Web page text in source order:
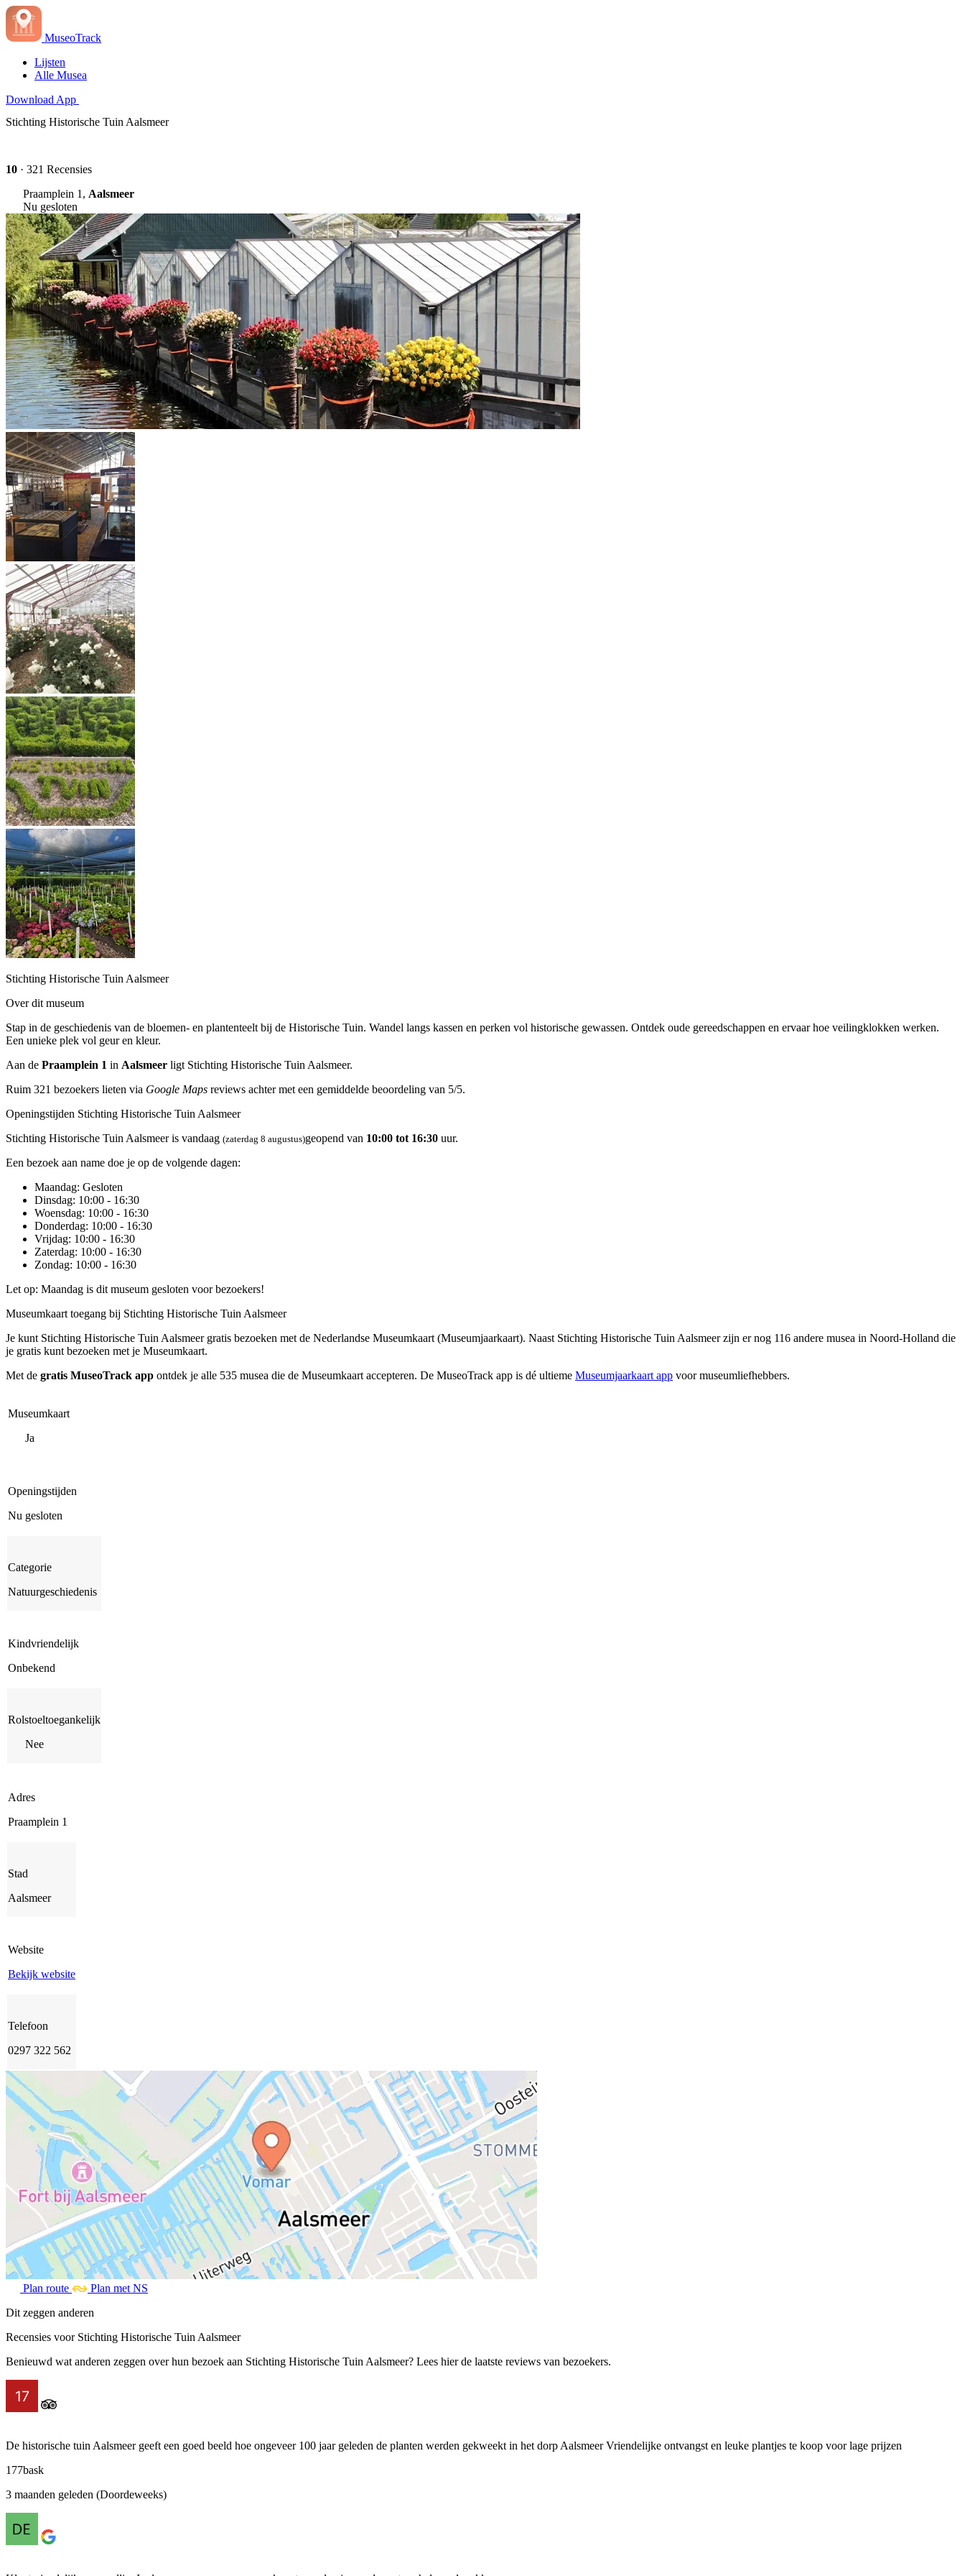
MuseoTrack
Lijsten
Alle Musea
Download App
Stichting Historische Tuin Aalsmeer‎
10 · 321 Recensies
Praamplein 1, Aalsmeer
Nu gesloten
Stichting Historische Tuin Aalsmeer‎
Over dit museum
Stap in de geschiedenis van de bloemen- en plantenteelt bij de Historische Tuin. Wandel langs kassen en perken vol historische gewassen. Ontdek oude gereedschappen en ervaar hoe veilingklokken werken.
Een unieke plek vol geur en kleur.
Aan de Praamplein 1 in Aalsmeer ligt Stichting Historische Tuin Aalsmeer‎.
Ruim 321 bezoekers lieten via Google Maps reviews achter met een gemiddelde beoordeling van 5/5.
Openingstijden Stichting Historische Tuin Aalsmeer‎
Stichting Historische Tuin Aalsmeer‎ is vandaag (zaterdag 8 augustus)geopend van 10:00 tot 16:30 uur.
Een bezoek aan name doe je op de volgende dagen:
Maandag: Gesloten
Dinsdag: 10:00 - 16:30
Woensdag: 10:00 - 16:30
Donderdag: 10:00 - 16:30
Vrijdag: 10:00 - 16:30
Zaterdag: 10:00 - 16:30
Zondag: 10:00 - 16:30
Let op: Maandag is dit museum gesloten voor bezoekers!
Museumkaart toegang bij Stichting Historische Tuin Aalsmeer‎
Je kunt Stichting Historische Tuin Aalsmeer‎gratis bezoeken met de Nederlandse Museumkaart (Museumjaarkaart). Naast Stichting Historische Tuin Aalsmeer‎ zijn er nog 116 andere musea in Noord-Holland die
je gratis kunt bezoeken met je Museumkaart.
Met de gratis MuseoTrack app ontdek je alle 535 musea die de Museumkaart accepteren. De MuseoTrack app is dé ultieme Museumjaarkaart app voor museumliefhebbers.
Museumkaart
Ja
Openingstijden
Nu gesloten
Categorie
Natuurgeschiedenis
Kindvriendelijk
Onbekend
Rolstoeltoegankelijk
Nee
Adres
Praamplein 1
Stad
Aalsmeer
Website
Bekijk website
Telefoon
0297 322 562
Plan route
Plan met NS
Dit zeggen anderen
Recensies voor Stichting Historische Tuin Aalsmeer‎
Benieuwd wat anderen zeggen over hun bezoek aan Stichting Historische Tuin Aalsmeer‎? Lees hier de laatste reviews van bezoekers.
De historische tuin Aalsmeer geeft een goed beeld hoe ongeveer 100 jaar geleden de planten werden gekweekt in het dorp Aalsmeer Vriendelijke ontvangst en leuke plantjes te koop voor lage prijzen
177bask
3 maanden geleden (Doordeweeks)